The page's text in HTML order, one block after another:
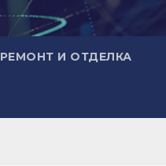
РЕМОНТ И ОТДЕЛКА